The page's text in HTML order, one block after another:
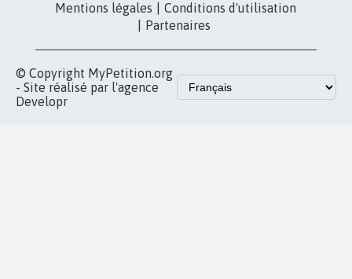
Mentions légales
Conditions d'utilisation
Partenaires
© Copyright MyPetition.org
- Site réalisé par l'agence
Developr